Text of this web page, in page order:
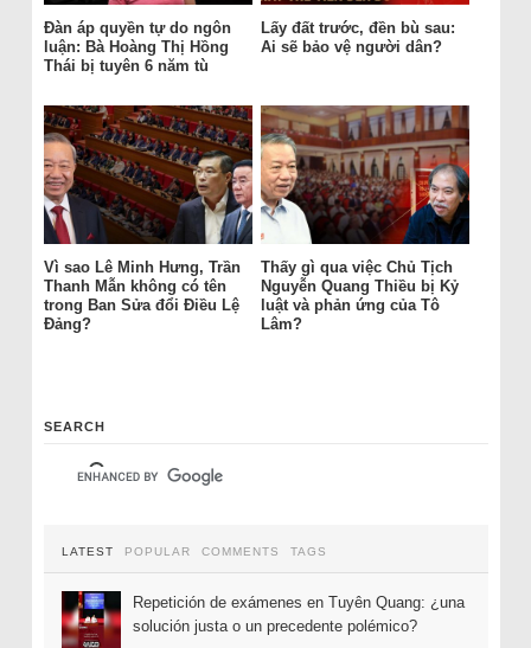
Đàn áp quyền tự do ngôn
luận: Bà Hoàng Thị Hồng
Thái bị tuyên 6 năm tù
Lấy đất trước, đền bù sau:
Ai sẽ bảo vệ người dân?
Vì sao Lê Minh Hưng, Trần
Thanh Mẫn không có tên
trong Ban Sửa đổi Điều Lệ
Đảng?
Thấy gì qua việc Chủ Tịch
Nguyễn Quang Thiều bị Kỷ
luật và phản ứng của Tô
Lâm?
SEARCH
LATEST POPULAR COMMENTS TAGS
Repetición de exámenes en Tuyên Quang: ¿una
solución justa o un precedente polémico?